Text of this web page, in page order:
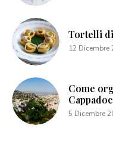
Tortelli
12 Dicembre
Come
5 Dicembre